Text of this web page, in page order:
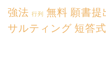
強法 行列 無料 願書提
サルティング 短答